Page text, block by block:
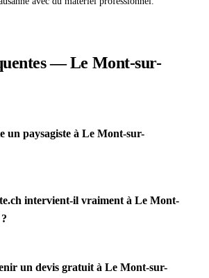
— Le Mont-sur-
un paysagiste à Le Mont-sur-
intervient-il vraiment à Le Mont-
un devis gratuit à Le Mont-sur-